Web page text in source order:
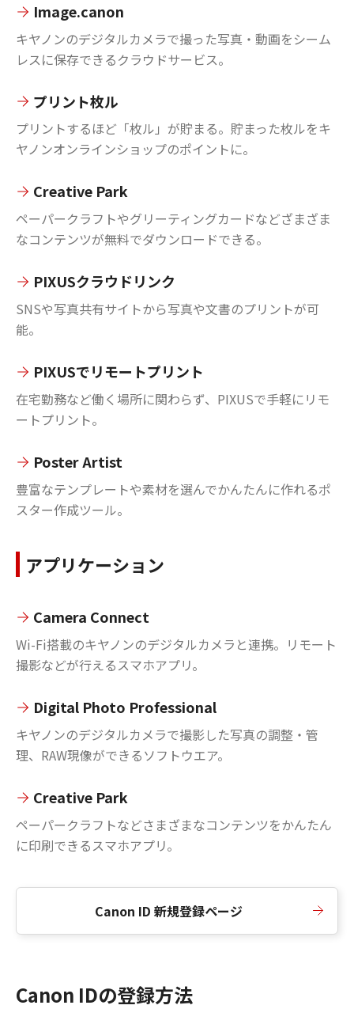
Image.canon
キヤノンのデジタルカメラで撮った写真・動画をシーム
レスに保存できるクラウドサービス。
プリント枚ル
プリントするほど「枚ル」が貯まる。貯まった枚ルをキ
ヤノンオンラインショップのポイントに。
Creative Park
ペーパークラフトやグリーティングカードなどざまざま
なコンテンツが無料でダウンロードできる。
PIXUSクラウドリンク
SNSや写真共有サイトから写真や文書のプリントが可
能。
PIXUSでリモートプリント
在宅勤務など働く場所に関わらず、PIXUSで手軽にリモ
ートプリント。
Poster Artist
豊富なテンプレートや素材を選んでかんたんに作れるポ
スター作成ツール。
アプリケーション
Camera Connect
Wi-Fi搭載のキヤノンのデジタルカメラと連携。リモート
撮影などが行えるスマホアプリ。
Digital Photo Professional
キヤノンのデジタルカメラで撮影した写真の調整・管
理、RAW現像ができるソフトウエア。
Creative Park
ペーパークラフトなどさまざまなコンテンツをかんたん
に印刷できるスマホアプリ。
Canon ID 新規登録ページ
Canon IDの登録方法